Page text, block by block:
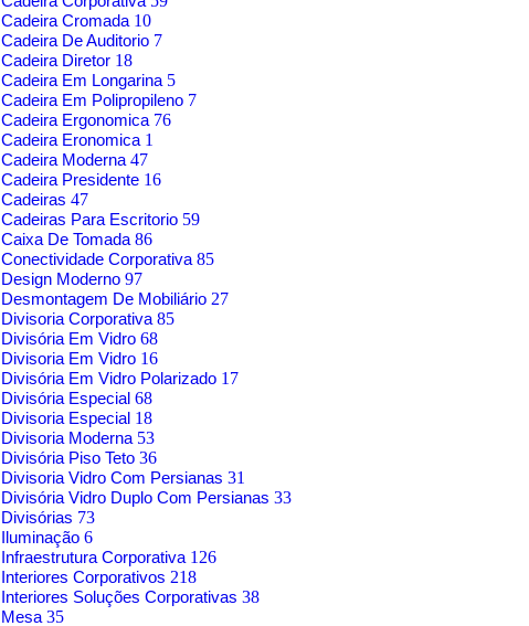
Cadeira Cromada 10
Cadeira De Auditorio 7
Cadeira Diretor 18
Cadeira Em Longarina 5
Cadeira Em Polipropileno 7
Cadeira Ergonomica 76
Cadeira Eronomica 1
Cadeira Moderna 47
Cadeira Presidente 16
Cadeiras 47
Cadeiras Para Escritorio 59
Caixa De Tomada 86
Conectividade Corporativa 85
Design Moderno 97
Desmontagem De Mobiliário 27
Divisoria Corporativa 85
Divisória Em Vidro 68
Divisoria Em Vidro 16
Divisória Em Vidro Polarizado 17
Divisória Especial 68
Divisoria Especial 18
Divisoria Moderna 53
Divisória Piso Teto 36
Divisoria Vidro Com Persianas 31
Divisória Vidro Duplo Com Persianas 33
Divisórias 73
Iluminação 6
Infraestrutura Corporativa 126
Interiores Corporativos 218
Interiores Soluções Corporativas 38
Mesa 35